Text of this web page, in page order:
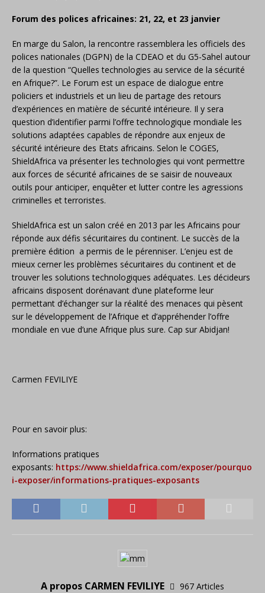
Forum des polices africaines: 21, 22, et 23 janvier
En marge du Salon, la rencontre rassemblera les officiels des
polices nationales (DGPN) de la CDEAO et du G5-Sahel autour
de la question “Quelles technologies au service de la sécurité
en Afrique?”. Le Forum est un espace de dialogue entre
policiers et industriels et un lieu de partage des retours
d’expériences en matière de sécurité intérieure. Il y sera
question d’identifier parmi l’offre technologique mondiale les
solutions adaptées capables de répondre aux enjeux de
sécurité intérieure des Etats africains. Selon le COGES,
ShieldAfrica va présenter les technologies qui vont permettre
aux forces de sécurité africaines de se saisir de nouveaux
outils pour anticiper, enquêter et lutter contre les agressions
criminelles et terroristes.
ShieldAfrica est un salon créé en 2013 par les Africains pour
réponde aux défis sécuritaires du continent. Le succès de la
première édition a permis de le pérenniser. L’enjeu est de
mieux cerner les problèmes sécuritaires du continent et de
trouver les solutions technologiques adéquates. Les décideurs
africains disposent dorénavant d’une plateforme leur
permettant d’échanger sur la réalité des menaces qui pèsent
sur le développement de l’Afrique et d’appréhender l’offre
mondiale en vue d’une Afrique plus sure. Cap sur Abidjan!
Carmen FEVILIYE
Pour en savoir plus:
Informations pratiques
exposants: https://www.shieldafrica.com/exposer/pourquo
i-exposer/informations-pratiques-exposants
A propos CARMEN FEVILIYE
967 Articles